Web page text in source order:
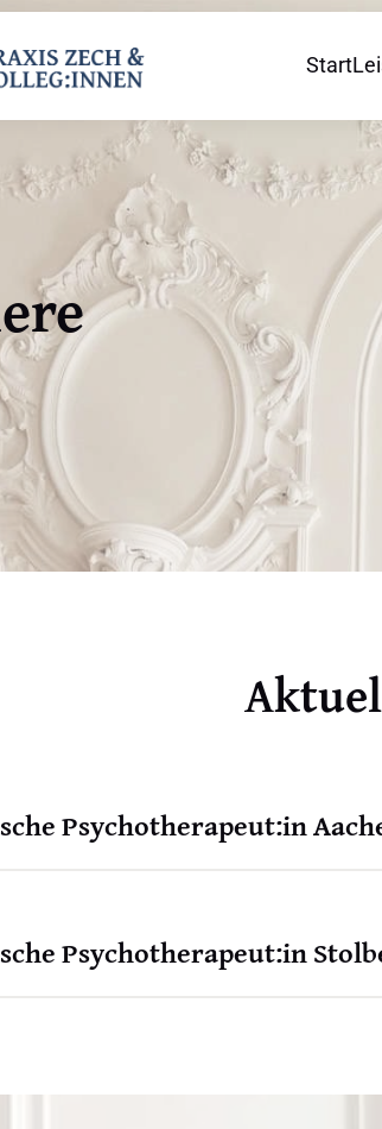
Start
Psychotherapeut:in
Psychotherapeut:in